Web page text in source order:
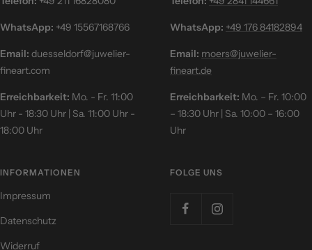
WhatsApp: +49 15567168766
Email: duesseldorf@juwelier-
fineart.com
Erreichbarkeit: Mo. - Fr. 11:00
Uhr - 18:30 Uhr | Sa. 11:00 Uhr -
18:00 Uhr
WhatsApp: +49 176 84182894
Email: moers@juwelier-
fineart.de
Erreichbarkeit: Mo. – Fr. 10:00
– 18:30 Uhr | Sa. 10:00 – 16:00
Uhr
INFORMATIONEN
Impressum
Datenschutz
Widerruf
FOLGE UNS